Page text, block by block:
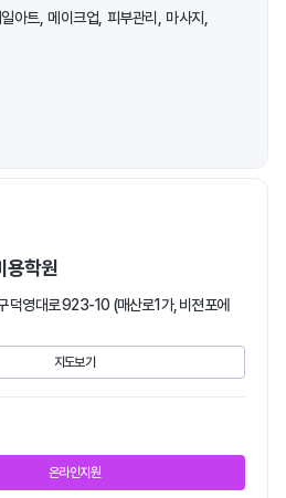
아트 메이크업 피부관리
마사지
용학원
덕영대로 923-10 (매산로1가, 비젼포에
지도보기
온라인지원